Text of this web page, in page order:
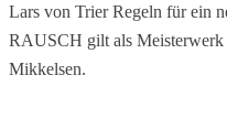
Lars von Trier Regeln für ein
RAUSCH gilt als Meisterwerk
Mikkelsen.